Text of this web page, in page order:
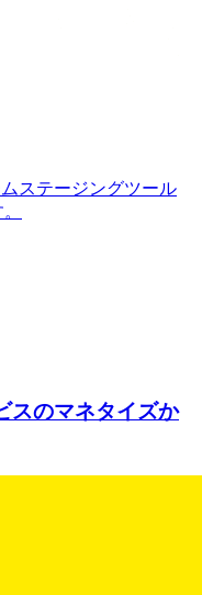
ステージングツール
スのマネタイズか